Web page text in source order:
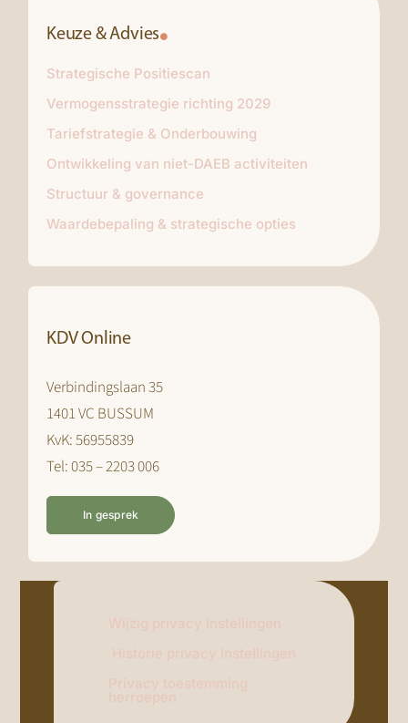
Keuze & Advies
Strategische Positiescan
Vermogensstrategie richting 2029
Tariefstrategie & Onderbouwing
Ontwikkeling van niet-DAEB activiteiten
Structuur & governance
Waardebepaling & strategische opties
KDV Online
Verbindingslaan 35
1401 VC BUSSUM
KvK: 56955839
Tel: 035 – 2203 006
In gesprek